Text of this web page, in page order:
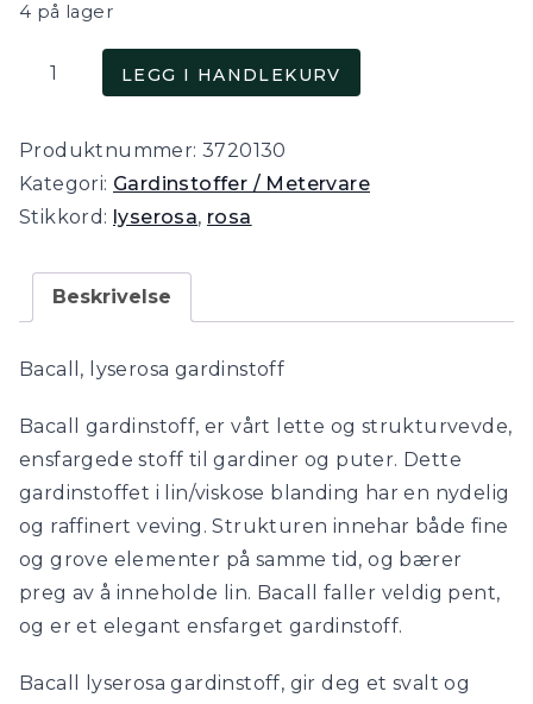
4 på lager
Bacall,
i
lin/viskose
antall
LEGG I HANDLEKURV
Produktnummer: 3720130
Kategori: Gardinstoffer / Metervare
Stikkord: lyserosa, rosa
Beskrivelse
Bacall, lyserosa gardinstoff
Bacall gardinstoff, er vårt lette og strukturvevde,
ensfargede stoff til gardiner og puter. Dette
gardinstoffet i lin/viskose blanding har en nydelig
og raffinert veving. Strukturen innehar både fine
og grove elementer på samme tid, og bærer
preg av å inneholde lin. Bacall faller veldig pent,
og er et elegant ensfarget gardinstoff.
Bacall lyserosa gardinstoff, gir deg et svalt og